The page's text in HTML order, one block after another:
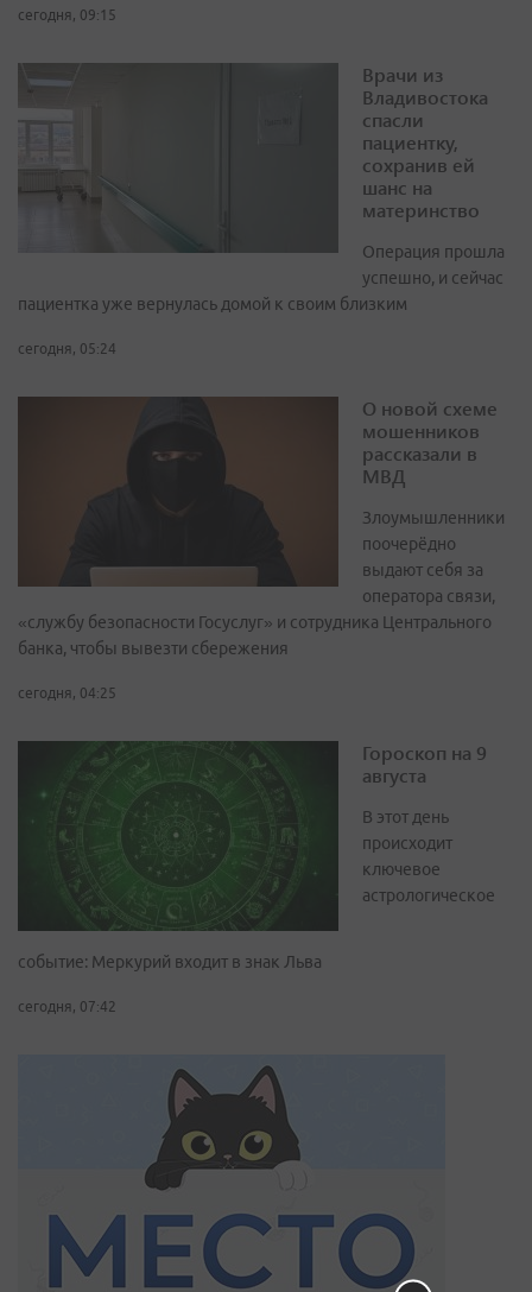
сегодня, 09:15
Врачи из
Владивостока
спасли
пациентку,
сохранив ей
шанс на
материнство
Операция прошла
успешно, и сейчас
пациентка уже вернулась домой к своим близким
сегодня, 05:24
О новой схеме
мошенников
рассказали в
МВД
Злоумышленники
поочерёдно
выдают себя за
оператора связи,
«службу безопасности Госуслуг» и сотрудника Центрального
банка, чтобы вывезти сбережения
сегодня, 04:25
Гороскоп на 9
августа
В этот день
происходит
ключевое
астрологическое
событие: Меркурий входит в знак Льва
сегодня, 07:42